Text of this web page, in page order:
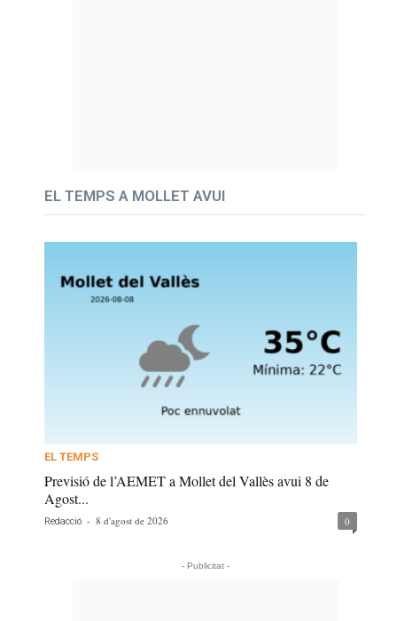
EL TEMPS A MOLLET AVUI
EL TEMPS
Previsió de l’AEMET a Mollet del Vallès avui 8 de
Agost...
Redacció - 8 d'agost de 2026 0
- Publicitat -